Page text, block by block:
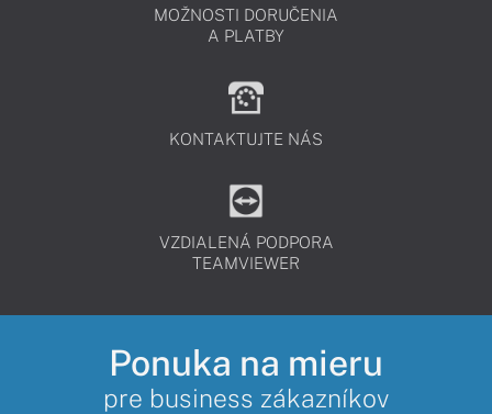
MOŽNOSTI DORUČENIA
A PLATBY
KONTAKTUJTE NÁS
VZDIALENÁ PODPORA
TEAMVIEWER
Ponuka na mieru
pre business zákazníkov